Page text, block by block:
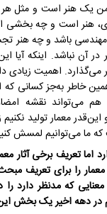
من یک هنر است و مثل
هنر است و چه بخشی
مهندسی باشد و چه
آن نباشد. اینکه آیا
اهمیت زیادی
خاطر به‌جز کسانی که
می‌تواند نقشه
این‌قدر معمار تولید
ما می‌توانیم لمسش
اما تعریف برخی آثار
را برای تعریف مبحث
که مدنظر دارد را
در دهه اخیر یک بخش